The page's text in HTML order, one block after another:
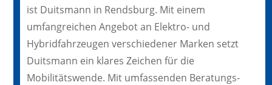
ist Duitsmann in Rendsburg. Mit einem
umfangreichen Angebot an Elektro- und
Hybridfahrzeugen verschiedener Marken setzt
Duitsmann ein klares Zeichen für die
Mobilitätswende. Mit umfassenden Beratungs-